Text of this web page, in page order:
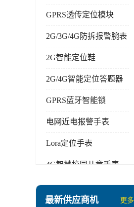
GPRS透传定位模块
2G/3G/4G防拆报警腕表
2G智能定位鞋
2G/4G智能定位答题器
GPRS蓝牙智能锁
电网近电报警手表
Lora定位手表
4G智慧校园儿童手表
指静脉识别智能锁
最新供应商机 更多